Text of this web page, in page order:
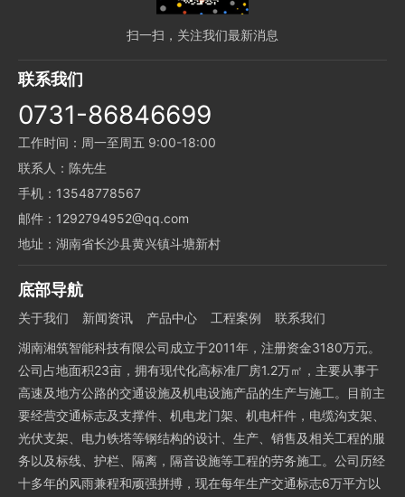
扫一扫，关注我们最新消息
联系我们
0731-86846699
工作时间：周一至周五 9:00-18:00
联系人：陈先生
手机：13548778567
邮件：1292794952@qq.com
地址：湖南省长沙县黄兴镇斗塘新村
底部导航
关于我们 新闻资讯 产品中心 工程案例
联系我们
湖南湘筑智能科技有限公司成立于2011年，注册资金3180万元。
公司占地面积23亩，拥有现代化高标准厂房1.2万㎡，主要从事于
高速及地方公路的交通设施及机电设施产品的生产与施工。目前主
要经营交通标志及支撑件、机电龙门架、机电杆件，电缆沟支架、
光伏支架、电力铁塔等钢结构的设计、生产、销售及相关工程的服
务以及标线、护栏、隔离，隔音设施等工程的劳务施工。公司历经
十多年的风雨兼程和顽强拼搏，现在每年生产交通标志6万平方以